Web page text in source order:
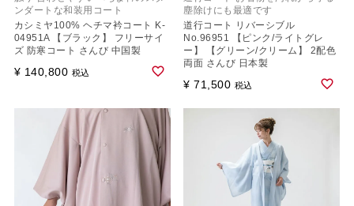
ンダートな和装用コート
カシミヤ100% ヘチマ衿コート K-
04951A 【ブラック】 フリーサイ
ズ 防寒コート さんび 中国製
¥ 140,800 税込
塵除けにも最適です
道行コート リバーシブル
No.96951 【ピンク/ライトグレ
ー】 【グリーン/クリーム】 2配色
両面 さんび 日本製
¥ 71,500 税込